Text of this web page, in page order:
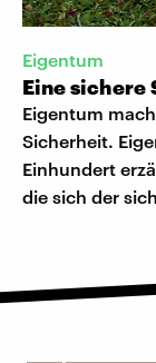
Eigentum
Eine sichere
Eigentum
Sicherheit.
Einhundert
die sich der